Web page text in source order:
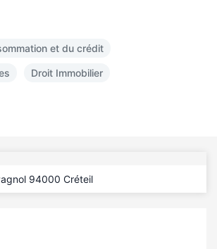
et du crédit
Droit Immobilier
94000 Créteil